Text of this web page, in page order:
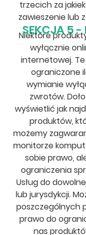
trzecich za
zawieszenie lub
SEKCJA 5 -
Niektóre
wyłącznie
internetowej.
ograniczone
wymianie
zwrotów.
wyświetlić jak
produktów,
możemy
monitorze
sobie prawo,
ograniczenia
Usług do
lub jurysdykcji.
poszczególnych
prawo do
nas